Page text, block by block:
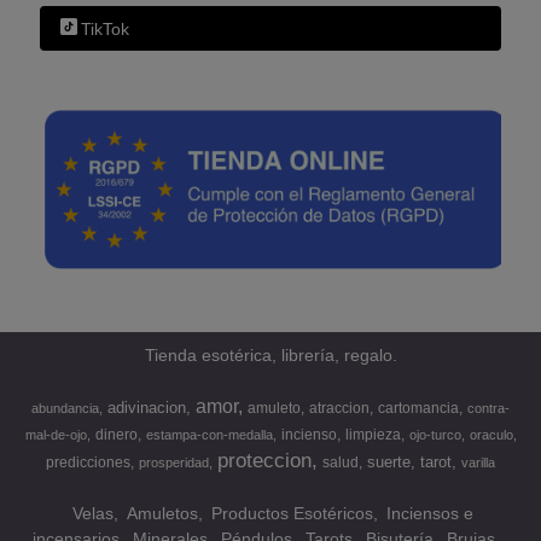
TikTok
Tienda esotérica, librería, regalo.
abundancia adivinacion amor amuleto atraccion cartomancia
contra-
mal-de-ojo
dinero estampa-con-medalla incienso limpieza ojo-turco oraculo
predicciones prosperidad proteccion salud suerte tarot varilla
Velas Amuletos Productos Esotéricos
Inciensos e